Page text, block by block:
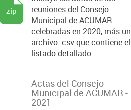
reuniones del Consejo
Municipal de ACUMAR
celebradas en 2020, más un
archivo .csv que contiene el
listado detallado...
zip
Actas del Consejo
Municipal de ACUMAR -
2021